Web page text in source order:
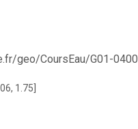
geo/CoursEau/G01-0400
1.75]